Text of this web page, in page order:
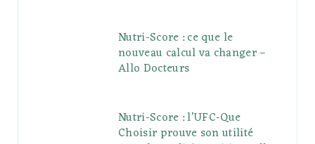
Nutri-Score : ce que le
nouveau calcul va changer –
Allo Docteurs
Nutri-Score : l’UFC-Que
Choisir prouve son utilité